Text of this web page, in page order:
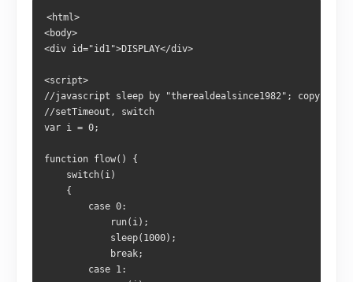
<html>
<body>
<div id="id1">DISPLAY</div>
<script>
//javascript sleep by "therealdealsince1982";
//setTimeout, switch
var i = 0;
function flow() {
    switch(i)
    {
        case 0:
            run(i);
            sleep(1000);
            break;
        case 1: